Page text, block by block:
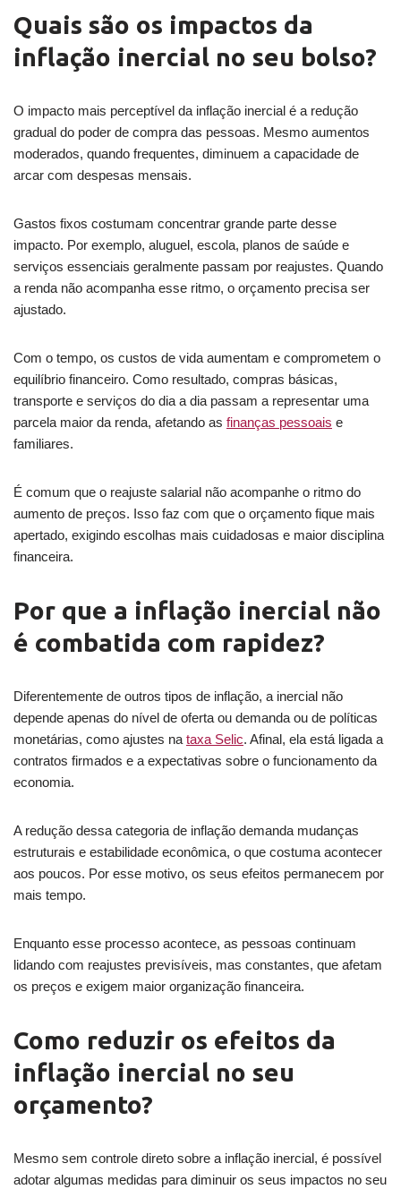
Quais são os impactos da
inflação inercial no seu bolso?
O impacto mais perceptível da inflação inercial é a redução
gradual do poder de compra das pessoas. Mesmo aumentos
moderados, quando frequentes, diminuem a capacidade de
arcar com despesas mensais.
Gastos fixos costumam concentrar grande parte desse
impacto. Por exemplo, aluguel, escola, planos de saúde e
serviços essenciais geralmente passam por reajustes. Quando
a renda não acompanha esse ritmo, o orçamento precisa ser
ajustado.
Com o tempo, os custos de vida aumentam e comprometem o
equilíbrio financeiro. Como resultado, compras básicas,
transporte e serviços do dia a dia passam a representar uma
parcela maior da renda, afetando as finanças pessoais e
familiares.
É comum que o reajuste salarial não acompanhe o ritmo do
aumento de preços. Isso faz com que o orçamento fique mais
apertado, exigindo escolhas mais cuidadosas e maior disciplina
financeira.
Por que a inflação inercial não
é combatida com rapidez?
Diferentemente de outros tipos de inflação, a inercial não
depende apenas do nível de oferta ou demanda ou de políticas
monetárias, como ajustes na taxa Selic. Afinal, ela está ligada a
contratos firmados e a expectativas sobre o funcionamento da
economia.
A redução dessa categoria de inflação demanda mudanças
estruturais e estabilidade econômica, o que costuma acontecer
aos poucos. Por esse motivo, os seus efeitos permanecem por
mais tempo.
Enquanto esse processo acontece, as pessoas continuam
lidando com reajustes previsíveis, mas constantes, que afetam
os preços e exigem maior organização financeira.
Como reduzir os efeitos da
inflação inercial no seu
orçamento?
Mesmo sem controle direto sobre a inflação inercial, é possível
adotar algumas medidas para diminuir os seus impactos no seu